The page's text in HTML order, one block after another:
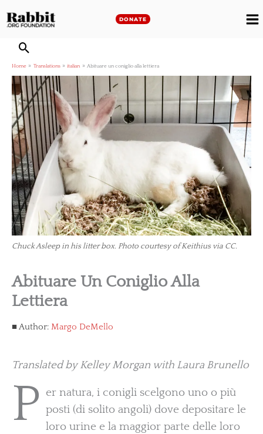
to
DONATE
Home Translations italian Abituare un coniglio alla lettiera
Chuck Asleep in his litter box. Photo courtesy of Keithius via CC.
Abituare Un Coniglio Alla
Lettiera
Author: Margo DeMello
Translated by Kelley Morgan with Laura Brunello
P
er natura, i conigli scelgono uno o più
posti (di solito angoli) dove depositare le
loro urine e la maggior parte delle loro